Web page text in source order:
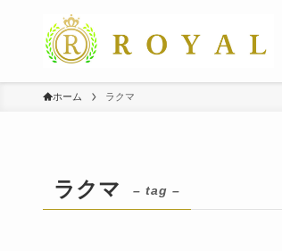
ホーム ラクマ
ラクマ – tag –